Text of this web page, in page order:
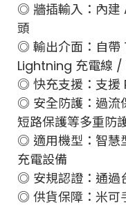
◎ 牆插輸入：內建
頭
◎ 輸出介面：自
Lightning 充電線 /
◎ 快充支援：支援
◎ 安全防護：過流
短路保護等多重防
◎ 適用機型：智慧
充電設備
◎ 安規認證：通過
◎ 供貨保障：米可